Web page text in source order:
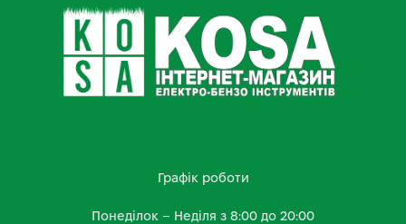
Графік роботи
Понеділок – Неділя з 8:00 до 20:00